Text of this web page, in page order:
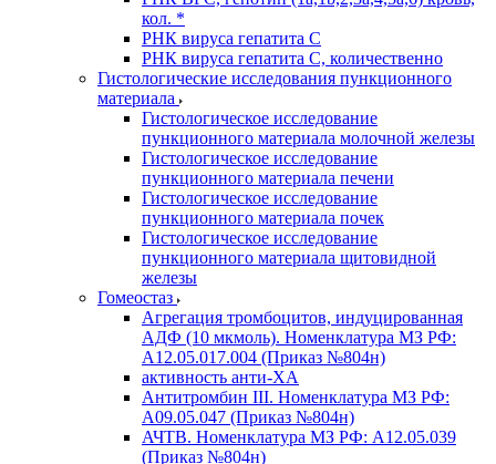
кол. *
РНК вируса гепатита C
РНК вируса гепатита C, количественно
Гистологические исследования пункционного
материала
Гистологическое исследование
пункционного материала молочной железы
Гистологическое исследование
пункционного материала печени
Гистологическое исследование
пункционного материала почек
Гистологическое исследование
пункционного материала щитовидной
железы
Гомеостаз
Агрегация тромбоцитов, индуцированная
АДФ (10 мкмоль). Номенклатура МЗ РФ:
A12.05.017.004 (Приказ №804н)
активность анти-ХА
Антитромбин III. Номенклатура МЗ РФ:
A09.05.047 (Приказ №804н)
АЧТВ. Номенклатура МЗ РФ: A12.05.039
(Приказ №804н)